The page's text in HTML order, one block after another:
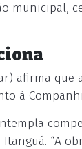
municipal,
afirma
à
“A